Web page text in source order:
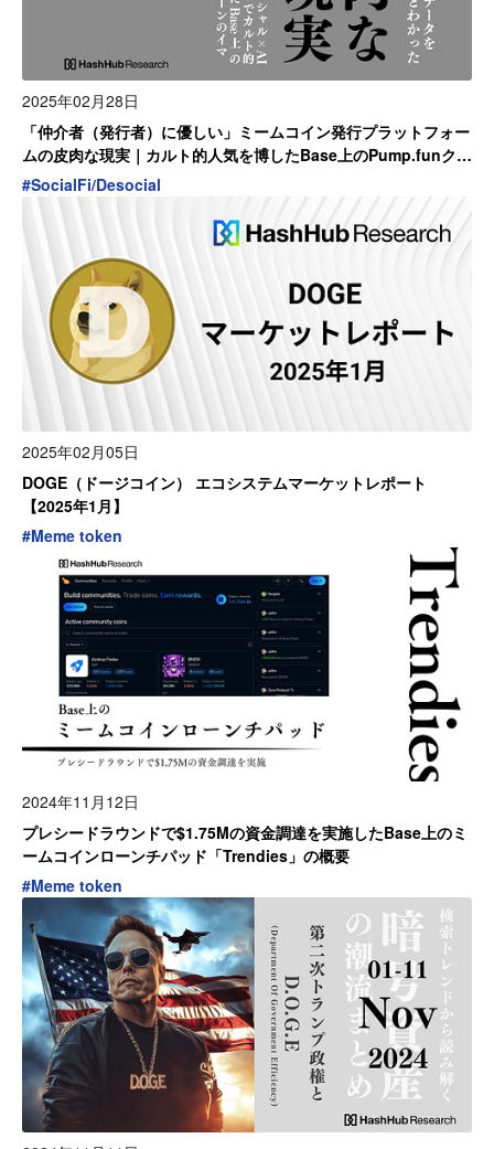
2025年02月28日
「仲介者（発行者）に優しい」ミームコイン発行プラットフォー
ムの皮肉な現実｜カルト的人気を博したBase上のPump.funクロ
ーンのイマ
#SocialFi/Desocial
2025年02月05日
DOGE（ドージコイン） エコシステムマーケットレポート
【2025年1月】
#Meme token
2024年11月12日
プレシードラウンドで$1.75Mの資金調達を実施したBase上のミ
ームコインローンチパッド「Trendies」の概要
#Meme token